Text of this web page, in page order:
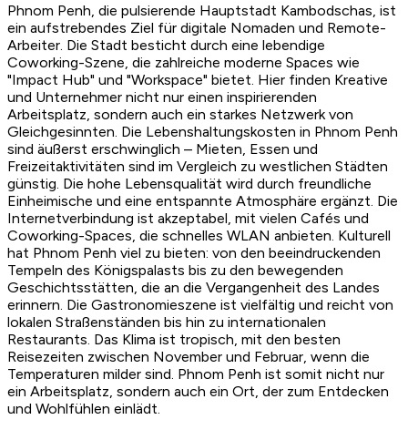
Phnom Penh, die pulsierende Hauptstadt Kambodschas, ist
ein aufstrebendes Ziel für digitale Nomaden und Remote-
Arbeiter. Die Stadt besticht durch eine lebendige
Coworking-Szene, die zahlreiche moderne Spaces wie
"Impact Hub" und "Workspace" bietet. Hier finden Kreative
und Unternehmer nicht nur einen inspirierenden
Arbeitsplatz, sondern auch ein starkes Netzwerk von
Gleichgesinnten. Die Lebenshaltungskosten in Phnom Penh
sind äußerst erschwinglich – Mieten, Essen und
Freizeitaktivitäten sind im Vergleich zu westlichen Städten
günstig. Die hohe Lebensqualität wird durch freundliche
Einheimische und eine entspannte Atmosphäre ergänzt. Die
Internetverbindung ist akzeptabel, mit vielen Cafés und
Coworking-Spaces, die schnelles WLAN anbieten. Kulturell
hat Phnom Penh viel zu bieten: von den beeindruckenden
Tempeln des Königspalasts bis zu den bewegenden
Geschichtsstätten, die an die Vergangenheit des Landes
erinnern. Die Gastronomieszene ist vielfältig und reicht von
lokalen Straßenständen bis hin zu internationalen
Restaurants. Das Klima ist tropisch, mit den besten
Reisezeiten zwischen November und Februar, wenn die
Temperaturen milder sind. Phnom Penh ist somit nicht nur
ein Arbeitsplatz, sondern auch ein Ort, der zum Entdecken
und Wohlfühlen einlädt.